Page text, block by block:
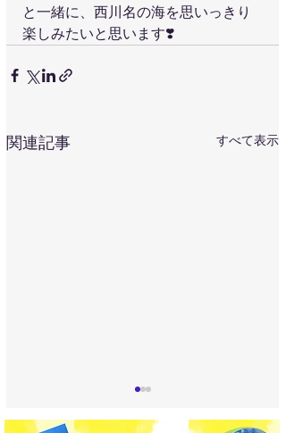
と一緒に、西川名の海を思いっきり
楽しみたいと思います❣️
関連記事 すべて表示